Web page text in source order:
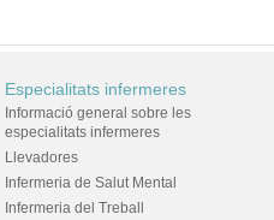
Especialitats infermeres
Informació general sobre les
especialitats infermeres
Llevadores
Infermeria de Salut Mental
Infermeria del Treball